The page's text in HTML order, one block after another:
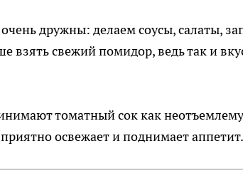
дружны: делаем соусы, салаты,
свежий помидор, ведь так и
томатный сок как
освежает и поднимает аппетит.